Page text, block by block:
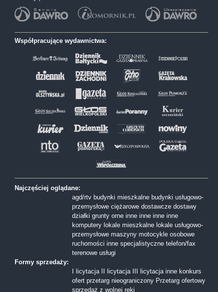
Współpracujące wydawnictwa:
Najczęściej oglądane:
agd/rtv budynki mieszkalne budynki usługowo-
przemysłowe ciężarowe dostawcze dostawy
działki grunty orne inne inne inne inne
komputery lokale mieszkalne lokale usługowo-
przemysłowe maszyny motocykle osobowe
ruchomości inne specjalistyczne telefon/fax
terenowe usługi
Formy sprzedaży:
I licytacja
II licytacja III licytacja inne konkurs
ofert przetarg nieograniczony Przetarg ofertowy
sprzedaż z wolnej reki